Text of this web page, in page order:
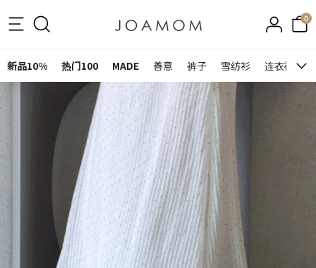
0
新品10% 热门100 MADE 善意 裤子 雪纺衫 连衣裙&裙